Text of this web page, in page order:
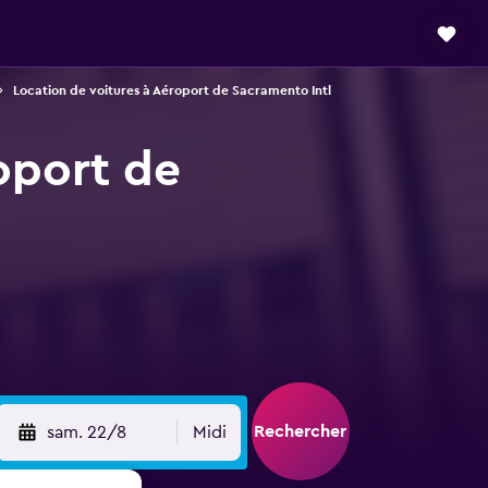
Location de voitures à Aéroport de Sacramento Intl
de
sam. 22/8 Midi Rechercher